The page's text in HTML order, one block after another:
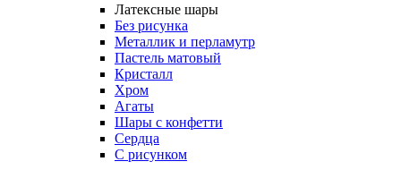
Латексные шары
Без рисунка
Металлик и перламутр
Пастель матовый
Кристалл
Хром
Агаты
Шары с конфетти
Сердца
С рисунком